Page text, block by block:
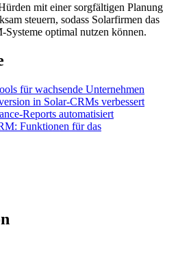
mit einer sorgfältigen Planung
steuern, sodass Solarfirmen das
optimal nutzen können.
für wachsende Unternehmen
in Solar-CRMs verbessert
Reports automatisiert
Funktionen für das